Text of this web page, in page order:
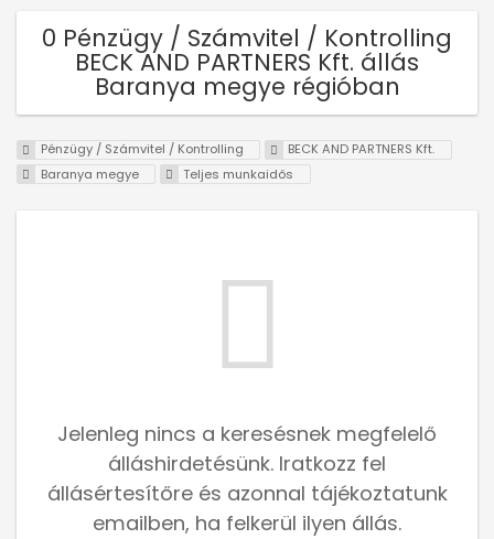
0 Pénzügy / Számvitel / Kontrolling
BECK AND PARTNERS Kft. állás
Baranya megye régióban
Pénzügy / Számvitel / Kontrolling
BECK AND PARTNERS Kft.
Baranya megye
Teljes munkaidős
Jelenleg nincs a keresésnek megfelelő
álláshirdetésünk. Iratkozz fel
állásértesítőre és azonnal tájékoztatunk
emailben, ha felkerül ilyen állás.